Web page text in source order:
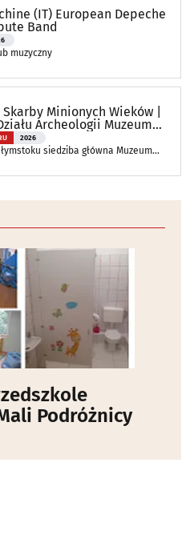
(IT) European Depeche
Band
muzyczny
Minionych Wieków |
Archeologii Muzeum
2026
siedziba główna Muzeum
Podróżnicy